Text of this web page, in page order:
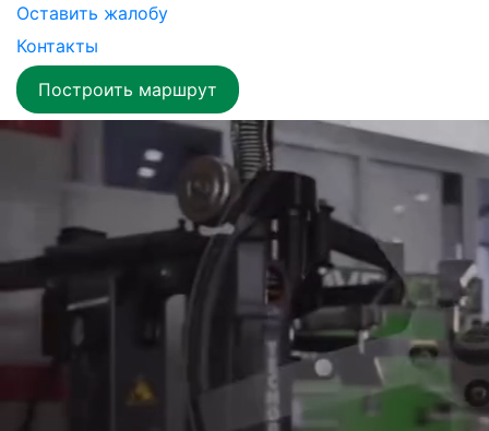
Оставить жалобу
Контакты
Построить маршрут